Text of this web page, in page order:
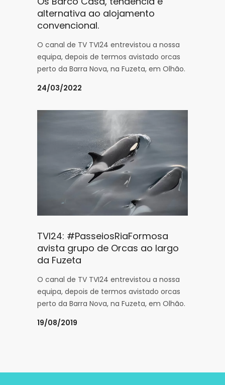
alternativa ao alojamento
convencional.
O canal de TV TVI24 entrevistou a nossa
equipa, depois de termos avistado orcas
perto da Barra Nova, na Fuzeta, em Olhão.
24/03/2022
TVI24: #PasseiosRiaFormosa
avista grupo de Orcas ao largo
da Fuzeta
O canal de TV TVI24 entrevistou a nossa
equipa, depois de termos avistado orcas
perto da Barra Nova, na Fuzeta, em Olhão.
19/08/2019